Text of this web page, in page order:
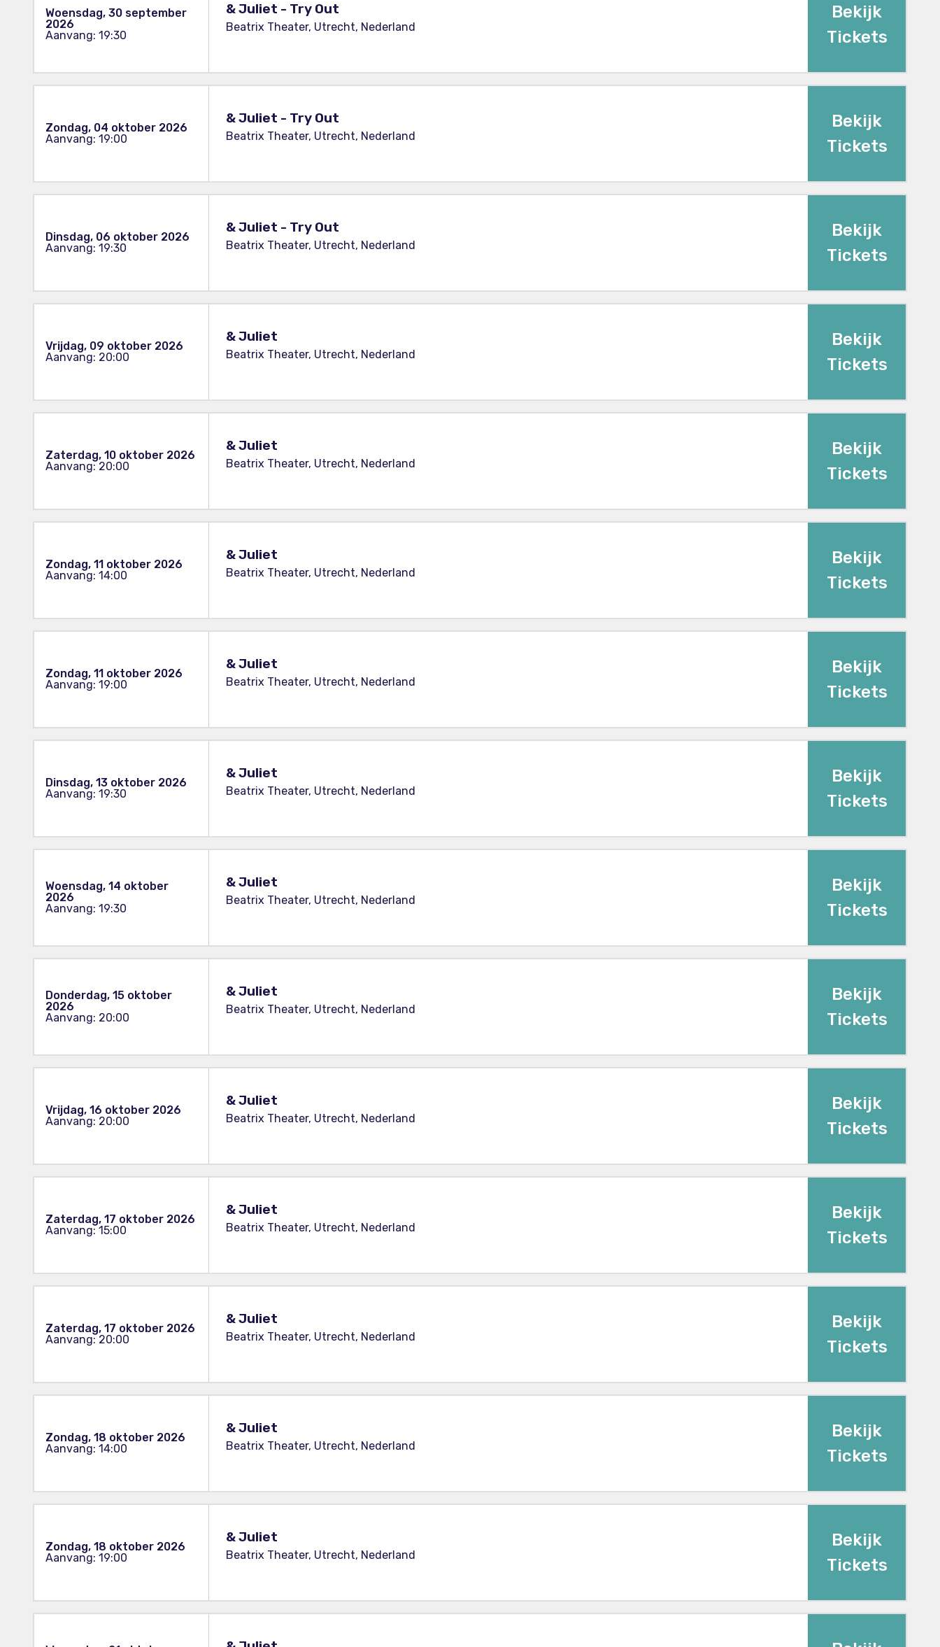
Woensdag, 30 september
2026
Aanvang: 19:30
& Juliet - Try Out
Beatrix Theater, Utrecht, Nederland
Bekijk
Tickets
Zondag, 04 oktober 2026
Aanvang: 19:00
& Juliet - Try Out
Beatrix Theater, Utrecht, Nederland
Bekijk
Tickets
Dinsdag, 06 oktober 2026
Aanvang: 19:30
& Juliet - Try Out
Beatrix Theater, Utrecht, Nederland
Bekijk
Tickets
Vrijdag, 09 oktober 2026
Aanvang: 20:00
& Juliet
Beatrix Theater, Utrecht, Nederland
Bekijk
Tickets
Zaterdag, 10 oktober 2026
Aanvang: 20:00
& Juliet
Beatrix Theater, Utrecht, Nederland
Bekijk
Tickets
Zondag, 11 oktober 2026
Aanvang: 14:00
& Juliet
Beatrix Theater, Utrecht, Nederland
Bekijk
Tickets
Zondag, 11 oktober 2026
Aanvang: 19:00
& Juliet
Beatrix Theater, Utrecht, Nederland
Bekijk
Tickets
Dinsdag, 13 oktober 2026
Aanvang: 19:30
& Juliet
Beatrix Theater, Utrecht, Nederland
Bekijk
Tickets
Woensdag, 14 oktober
2026
Aanvang: 19:30
& Juliet
Beatrix Theater, Utrecht, Nederland
Bekijk
Tickets
Donderdag, 15 oktober
2026
Aanvang: 20:00
& Juliet
Beatrix Theater, Utrecht, Nederland
Bekijk
Tickets
Vrijdag, 16 oktober 2026
Aanvang: 20:00
& Juliet
Beatrix Theater, Utrecht, Nederland
Bekijk
Tickets
Zaterdag, 17 oktober 2026
Aanvang: 15:00
& Juliet
Beatrix Theater, Utrecht, Nederland
Bekijk
Tickets
Zaterdag, 17 oktober 2026
Aanvang: 20:00
& Juliet
Beatrix Theater, Utrecht, Nederland
Bekijk
Tickets
Zondag, 18 oktober 2026
Aanvang: 14:00
& Juliet
Beatrix Theater, Utrecht, Nederland
Bekijk
Tickets
Zondag, 18 oktober 2026
Aanvang: 19:00
& Juliet
Beatrix Theater, Utrecht, Nederland
Bekijk
Tickets